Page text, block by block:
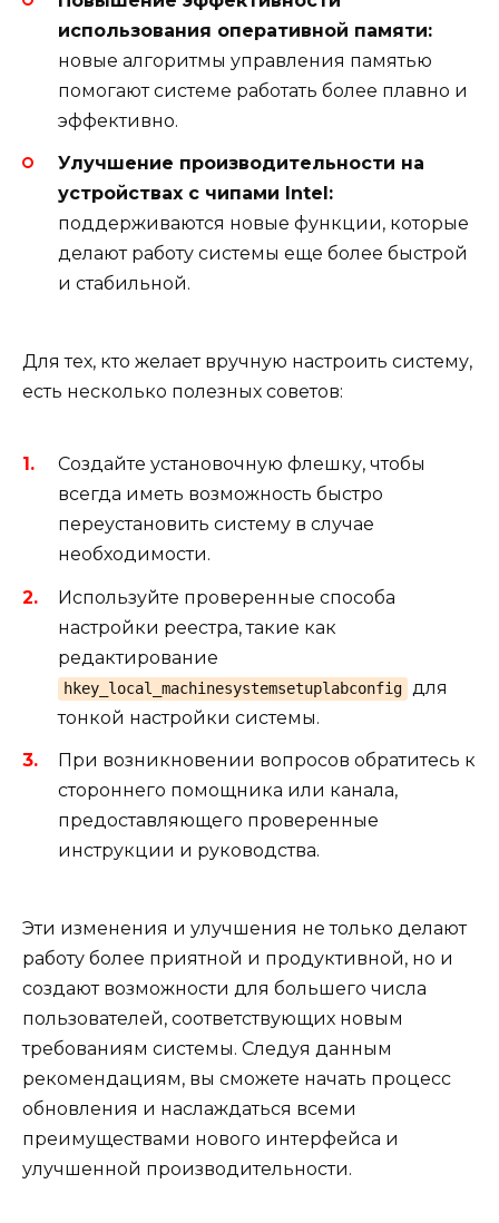
использования оперативной памяти:
новые алгоритмы управления памятью
помогают системе работать более плавно и
эффективно.
Улучшение производительности на
устройствах с чипами Intel:
поддерживаются новые функции, которые
делают работу системы еще более быстрой
и стабильной.
Для тех, кто желает вручную настроить систему,
есть несколько полезных советов:
Создайте установочную флешку, чтобы
всегда иметь возможность быстро
переустановить систему в случае
необходимости.
Используйте проверенные способа
настройки реестра, такие как
редактирование
hkey_local_machinesystemsetuplabconfig
для
тонкой настройки системы.
При возникновении вопросов обратитесь к
стороннего помощника или канала,
предоставляющего проверенные
инструкции и руководства.
Эти изменения и улучшения не только делают
работу более приятной и продуктивной, но и
создают возможности для большего числа
пользователей, соответствующих новым
требованиям системы. Следуя данным
рекомендациям, вы сможете начать процесс
обновления и наслаждаться всеми
преимуществами нового интерфейса и
улучшенной производительности.